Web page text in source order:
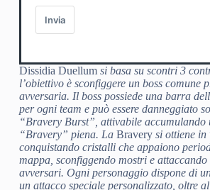
Invia
Dissidia Duellumsi basa su scontri 3
l’obiettivo è sconfiggere un boss comune
avversaria. Il boss possiede una barra
per ogni team e può essere danneggiato
“Bravery Burst”, attivabile accumulando
“Bravery” piena. La Braverysi ottiene in
conquistando cristalli che appaiono
mappa, sconfiggendo mostri e
avversari. Ogni personaggio dispone di
un attacco speciale personalizzato, oltre